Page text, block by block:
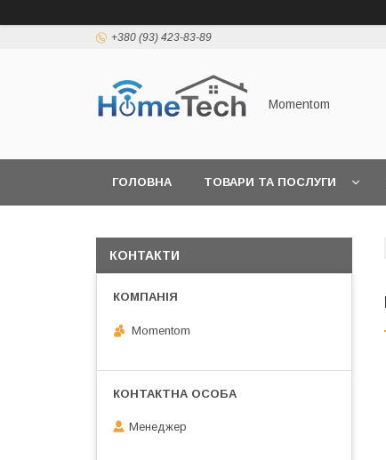
+380 (93) 423-83-89
Momentom
ГОЛОВНА ТОВАРИ ТА ПОСЛУГИ
КОНТАКТИ
Momentom
Менеджер